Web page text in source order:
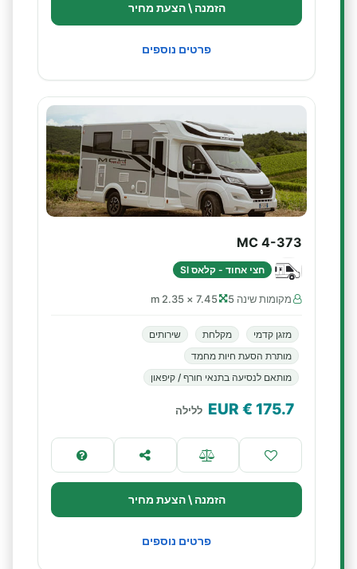
הזמנה \ הצעת מחיר
פרטים נוספים
MC 4-373
חצי אחוד - קלאס SI
מקומות שינה 5 7.45 × 2.35 m
מזגן קדמי מקלחת
שירותים
מותרת הסעת חיות מחמד
מותאם לנסיעה בתנאי חורף / קיפאון
175.7
€ EUR ללילה
הזמנה \ הצעת מחיר
פרטים נוספים